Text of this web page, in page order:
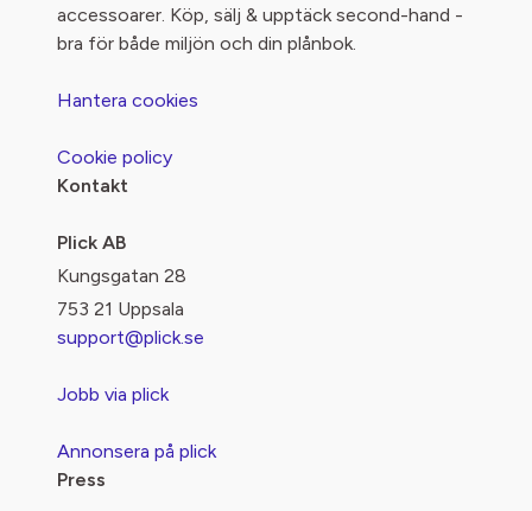
accessoarer. Köp, sälj & upptäck second-hand -
bra för både miljön och din plånbok.
Hantera cookies
Cookie policy
Kontakt
Plick AB
Kungsgatan 28
753 21 Uppsala
support@plick.se
Jobb via plick
Annonsera på plick
Press